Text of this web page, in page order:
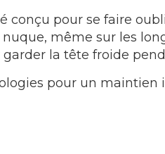
conçu pour se faire
même sur les
la tête froide
pour un maintien